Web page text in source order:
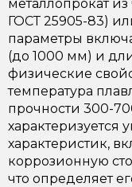
металлопрокат из
ГОСТ 25905-83)
параметры
(до 1000 мм) и
физические
температура
прочности 300-
характеризуется
характеристик,
коррозионную
что определяет